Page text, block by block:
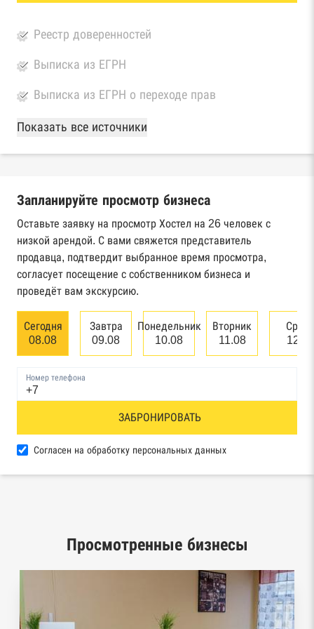
Реестр доверенностей
Выписка из ЕГРН
Выписка из ЕГРН о переходе прав
База Росстата
Реестры ЕГРЮЛ и ЕГРИП Федеральной
Реестр государственных контрактов
Федерального казначейства
Картотека арбитражных дел Высшего
арбитражного суда
Единый федеральный реестр сведений о
банкротстве юридических лиц
Реестр товарных знаков и знаков обслуживания
База исполнительного производства
Реестры лицензий: Росалкоголь,
Росздравнадзор, Рособрнадзор, Роскомнадзор,
Роспотребнадзор, Росприроднадзор,
Показать все источники
Запланируйте просмотр бизнеса
Оставьте заявку на просмотр Хостел на 26 человек с
низкой арендой. С вами свяжется представитель
продавца, подтвердит выбранное время просмотра,
согласует посещение с собственником бизнеса и
проведёт вам экскурсию.
Сегодня
08.08
Завтра
09.08
Понедельник
10.08
Вторник
11.08
12.08
Номер телефона
ЗАБРОНИРОВАТЬ
Согласен на обработку персональных данных
Просмотренные бизнесы